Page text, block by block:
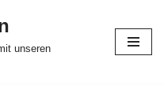
unseren